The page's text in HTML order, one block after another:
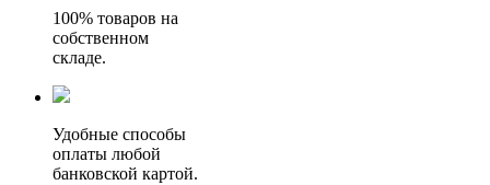
100% товаров на
собственном
складе.
Удобные способы
оплаты любой
банковской картой.